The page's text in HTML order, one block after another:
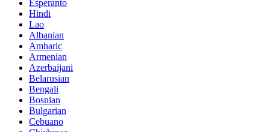
Esperanto
Hindi
Lao
Albanian
Amharic
Armenian
Azerbaijani
Belarusian
Bengali
Bosnian
Bulgarian
Cebuano